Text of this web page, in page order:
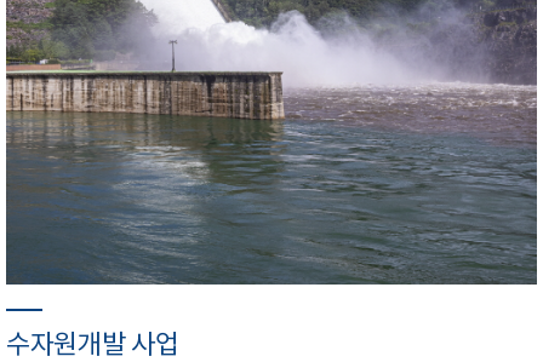
수자원개발 사업